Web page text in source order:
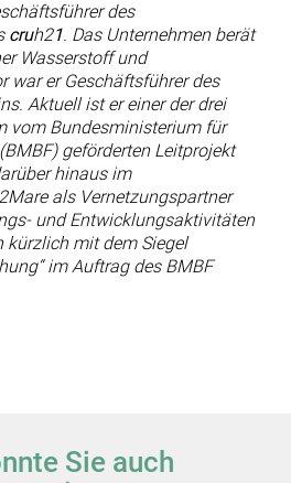
des
cruh21. Das Unternehmen berät
Wasserstoff und
war er Geschäftsführer des
Aktuell ist er einer der drei
vom Bundesministerium für
geförderten Leitprojekt
hinaus im
Mare als Vernetzungspartner
und Entwicklungsaktivitäten
kürzlich mit dem Siegel
im Auftrag des BMBF
Sie auch